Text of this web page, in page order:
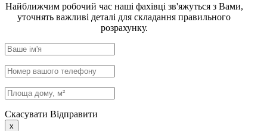
Найближчим робочий час наші фахівці зв'яжуться з Вами,
уточнять важливі деталі для складання правильного
розрахунку.
Скасувати Відправити
x